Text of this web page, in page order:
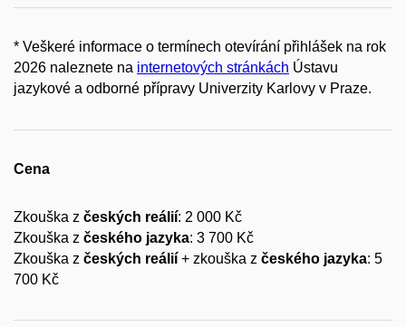
* Veškeré informace o termínech otevírání přihlášek na rok
2026 naleznete na internetových stránkách Ústavu
jazykové a odborné přípravy Univerzity Karlovy v Praze.
Cena
Zkouška z českých reálií: 2 000 Kč
Zkouška z českého jazyka: 3 700 Kč
Zkouška z českých reálií + zkouška z českého jazyka: 5
700 Kč